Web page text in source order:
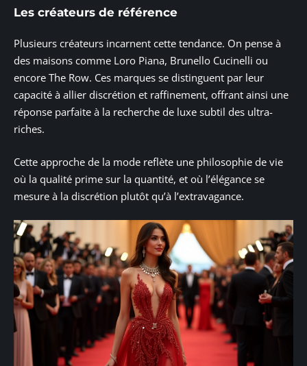
Les créateurs de référence
Plusieurs créateurs incarnent cette tendance. On pense à
des maisons comme Loro Piana, Brunello Cucinelli ou
encore The Row. Ces marques se distinguent par leur
capacité à allier discrétion et raffinement, offrant ainsi une
réponse parfaite à la recherche de luxe subtil des ultra-
riches.
Cette approche de la mode reflète une philosophie de vie
où la qualité prime sur la quantité, et où l’élégance se
mesure à la discrétion plutôt qu’à l’extravagance.